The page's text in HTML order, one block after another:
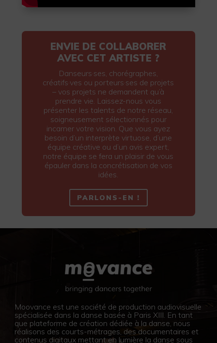
ENVIE DE COLLABORER
AVEC CET ARTISTE ?
Danseurs·ses, chorégraphes,
créatifs·ves ou porteurs·ses de projets
– vos projets ne demandent qu’à
prendre vie. Laissez-nous vous
présenter les talents de notre réseau,
soigneusement sélectionnés pour
incarner votre vision. Que vous ayez
besoin d’un interprète virtuose, d’une
équipe créative ou d’un avis expert,
notre équipe se fera un plaisir de vous
épauler dans la concrétisation de vos
idées.
PARLONS-EN !
Moovance est une société de production audiovisuelle
spécialisée dans la danse basée à Paris XIII. En tant
que plateforme de création dédiée à la danse, nous
réalisons des courts-métrages, des documentaires et
contenus digitaux mettant en lumière la danse sous